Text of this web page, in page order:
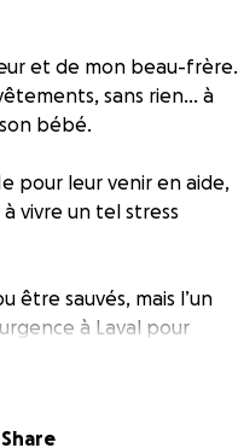
et de mon beau-frère.
sans rien… à
bébé.
pour leur venir en aide,
vivre un tel stress
être sauvés, mais l’un
à Laval pour
mais il est en vie,
bienveillance. Pour se
Share